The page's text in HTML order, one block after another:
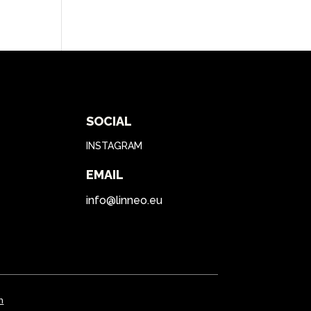
SOCIAL
INSTAGRAM
EMAIL
info@linneo.eu